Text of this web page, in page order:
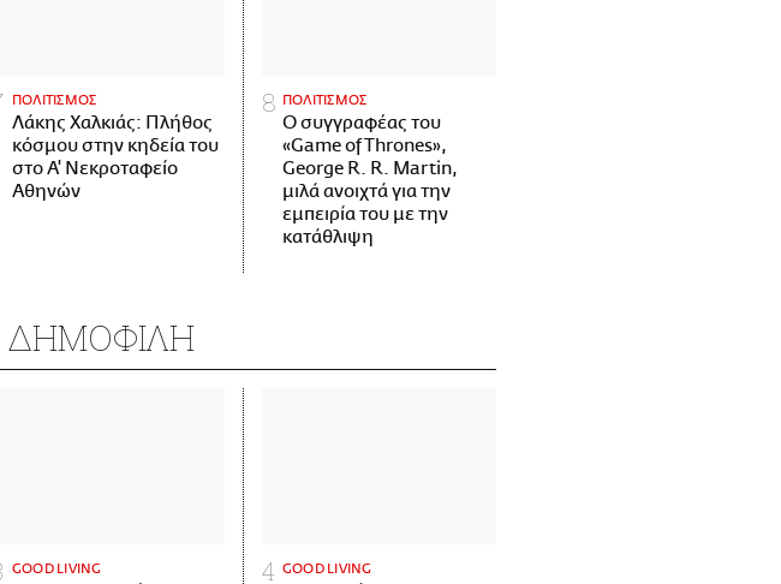
ΠΟΛΙΤΙΣΜΟΣ
Λάκης Χαλκιάς: Πλήθος
κόσμου στην κηδεία του
στο Α' Νεκροταφείο
Αθηνών
ΠΟΛΙΤΙΣΜΟΣ
Ο συγγραφέας του
«Game of Thrones»,
George R. R. Martin,
μιλά ανοιχτά για την
εμπειρία του με την
κατάθλιψη
ΔΗΜΟΦΙΛΗ
GOOD LIVING GOOD LIVING